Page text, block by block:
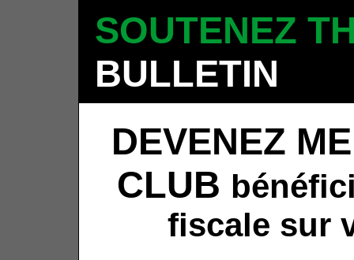
SOUTENEZ
BULLETIN
DEVENEZ
CLUB
fiscale sur